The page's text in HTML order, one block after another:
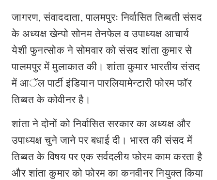
जागरण, संवाददाता, पालमपुरः निर्वासित तिब्बती संसद
के अध्यक्ष खेन्पो सोनम तेनफेल व उपाध्यक्ष आचार्य
येशी फुनत्सोक ने सोमवार को संसद शांता कुमार से
पालमपुर में मुलाकात की। शांता कुमार भारतीय संसद
में आॅल पार्टी इंडियान पारलियामेन्टारी फोरम फाॅर
तिब्बत के कोवीनर है।
शांता ने दोनों को निर्वासित सरकार का अध्यक्ष और
उपाध्यक्ष चुने जाने पर बधाई दी। भारत की संसद में
तिब्बत के विषय पर एक सर्वदलीय फोरम काम करता है
और शांता कुमार को फोरम का कनवीनर नियुक्त किया